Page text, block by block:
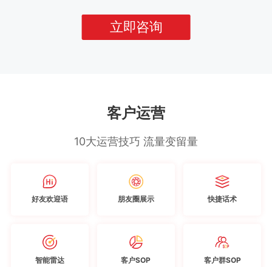
立即咨询
客户运营
10大运营技巧 流量变留量
好友欢迎语 朋友圈展示 快捷话术
智能雷达 客户SOP 客户群SOP